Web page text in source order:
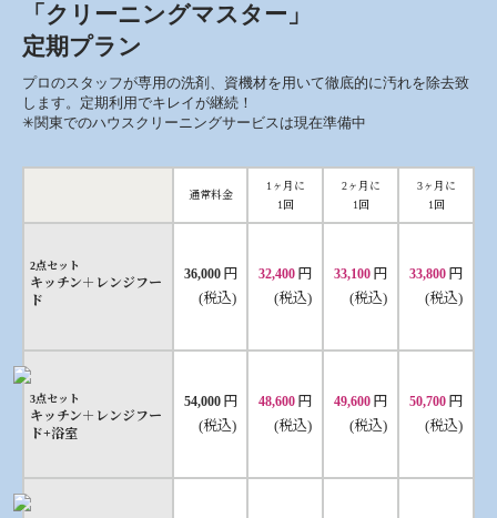
「クリーニングマスター」
定期プラン
プロのスタッフが専用の洗剤、資機材を用いて徹底的に汚れを除去致
します。定期利用でキレイが継続！
✳︎関東でのハウスクリーニングサービスは現在準備中
通常料金
1ヶ月に
1回
2ヶ月に
1回
3ヶ月に
1回
2点セット
キッチン＋レンジフー
ド
36,000 円
(税込)
32,400 円
(税込)
33,100 円
(税込)
33,800 円
(税込)
3点セット
キッチン＋レンジフー
ド+浴室
54,000 円
(税込)
48,600 円
(税込)
49,600 円
(税込)
50,700 円
(税込)